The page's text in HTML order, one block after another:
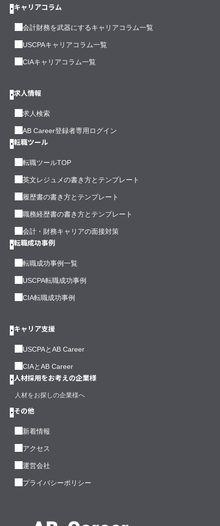
キャリアコラム
会計財務を武器にするキャリアコラム一覧
USCPAキャリアコラム一覧
CIAキャリアコラム一覧
求人情報
求人検索
AB Career登録者専用ログイン
転職ツール
転職ツールTOP
英文レジュメの書き方とテンプレート
履歴書の書き方とテンプレート
職務経歴書の書き方とテンプレート
会計・財務キャリアの面接対策
転職成功事例
転職成功事例一覧
USCPA転職成功事例
CIA転職成功事例
キャリア支援
USCPAとAB Career
CIAとAB Career
人材採用をお考えの企業様
人材をお探しの企業様へ
その他
新着情報
アクセス
運営会社
プライバシーポリシー